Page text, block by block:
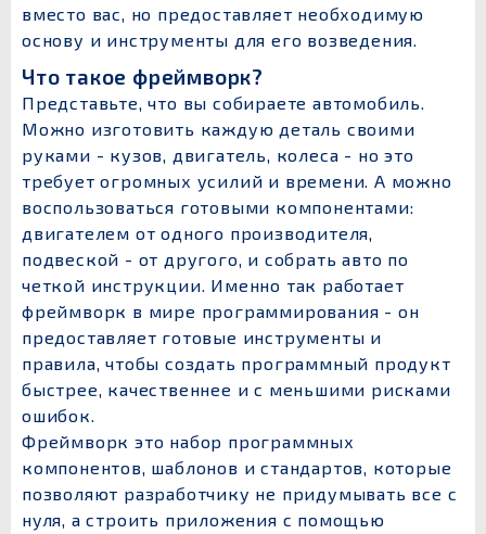
вместо вас, но предоставляет необходимую
основу и инструменты для его возведения.
Что такое фреймворк?
Представьте, что вы собираете автомобиль.
Можно изготовить каждую деталь своими
руками - кузов, двигатель, колеса - но это
требует огромных усилий и времени. А можно
воспользоваться готовыми компонентами:
двигателем от одного производителя,
подвеской - от другого, и собрать авто по
четкой инструкции. Именно так работает
фреймворк в мире программирования - он
предоставляет готовые инструменты и
правила, чтобы создать программный продукт
быстрее, качественнее и с меньшими рисками
ошибок.
Фреймворк это набор программных
компонентов, шаблонов и стандартов, которые
позволяют разработчику не придумывать все с
нуля, а строить приложения с помощью